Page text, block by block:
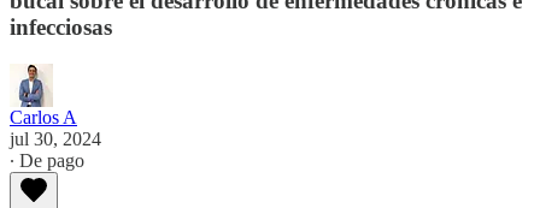
infecciosas
Carlos A
jul 30, 2024
∙ De pago